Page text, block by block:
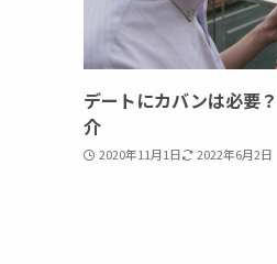
デートにカバンは必要
介
2020年11月1日 2022年6月2日